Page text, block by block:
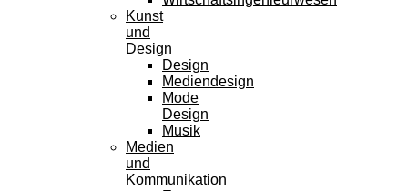
Kunst
und
Design
Design
Mediendesign
Mode
Design
Musik
Medien
und
Kommunikation